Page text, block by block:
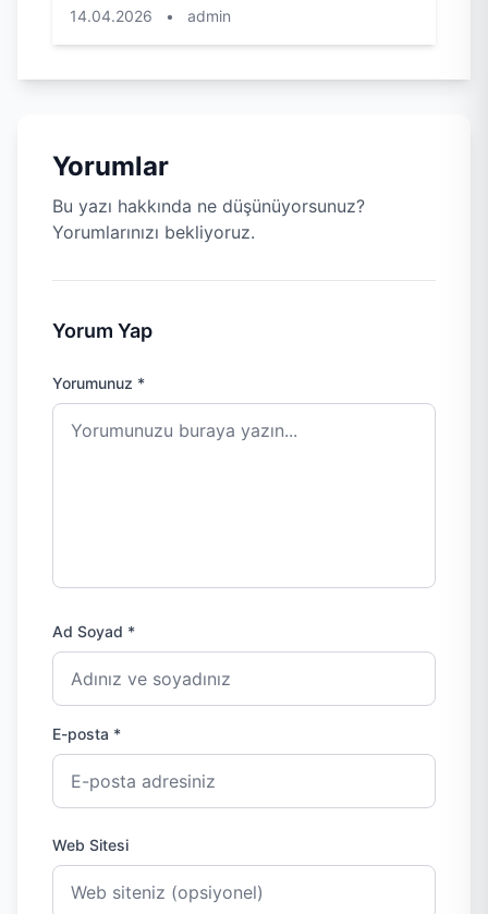
14.04.2026 • admin
Yorumlar
Bu yazı hakkında ne düşünüyorsunuz?
Yorumlarınızı bekliyoruz.
Yorum Yap
Yorumunuz *
Ad Soyad *
E-posta *
Web Sitesi